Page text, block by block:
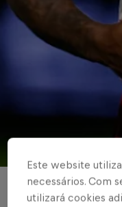
BRASILEIRÃO
Este website
necessários. Com
utilizará cookies